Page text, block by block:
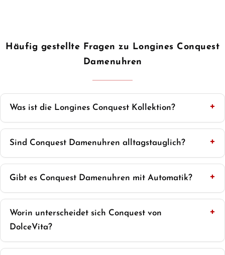
Häufig gestellte Fragen zu Longines Conquest
Damenuhren
Was ist die Longines Conquest Kollektion?
Sind Conquest Damenuhren alltagstauglich?
Gibt es Conquest Damenuhren mit Automatik?
Worin unterscheidet sich Conquest von
DolceVita?